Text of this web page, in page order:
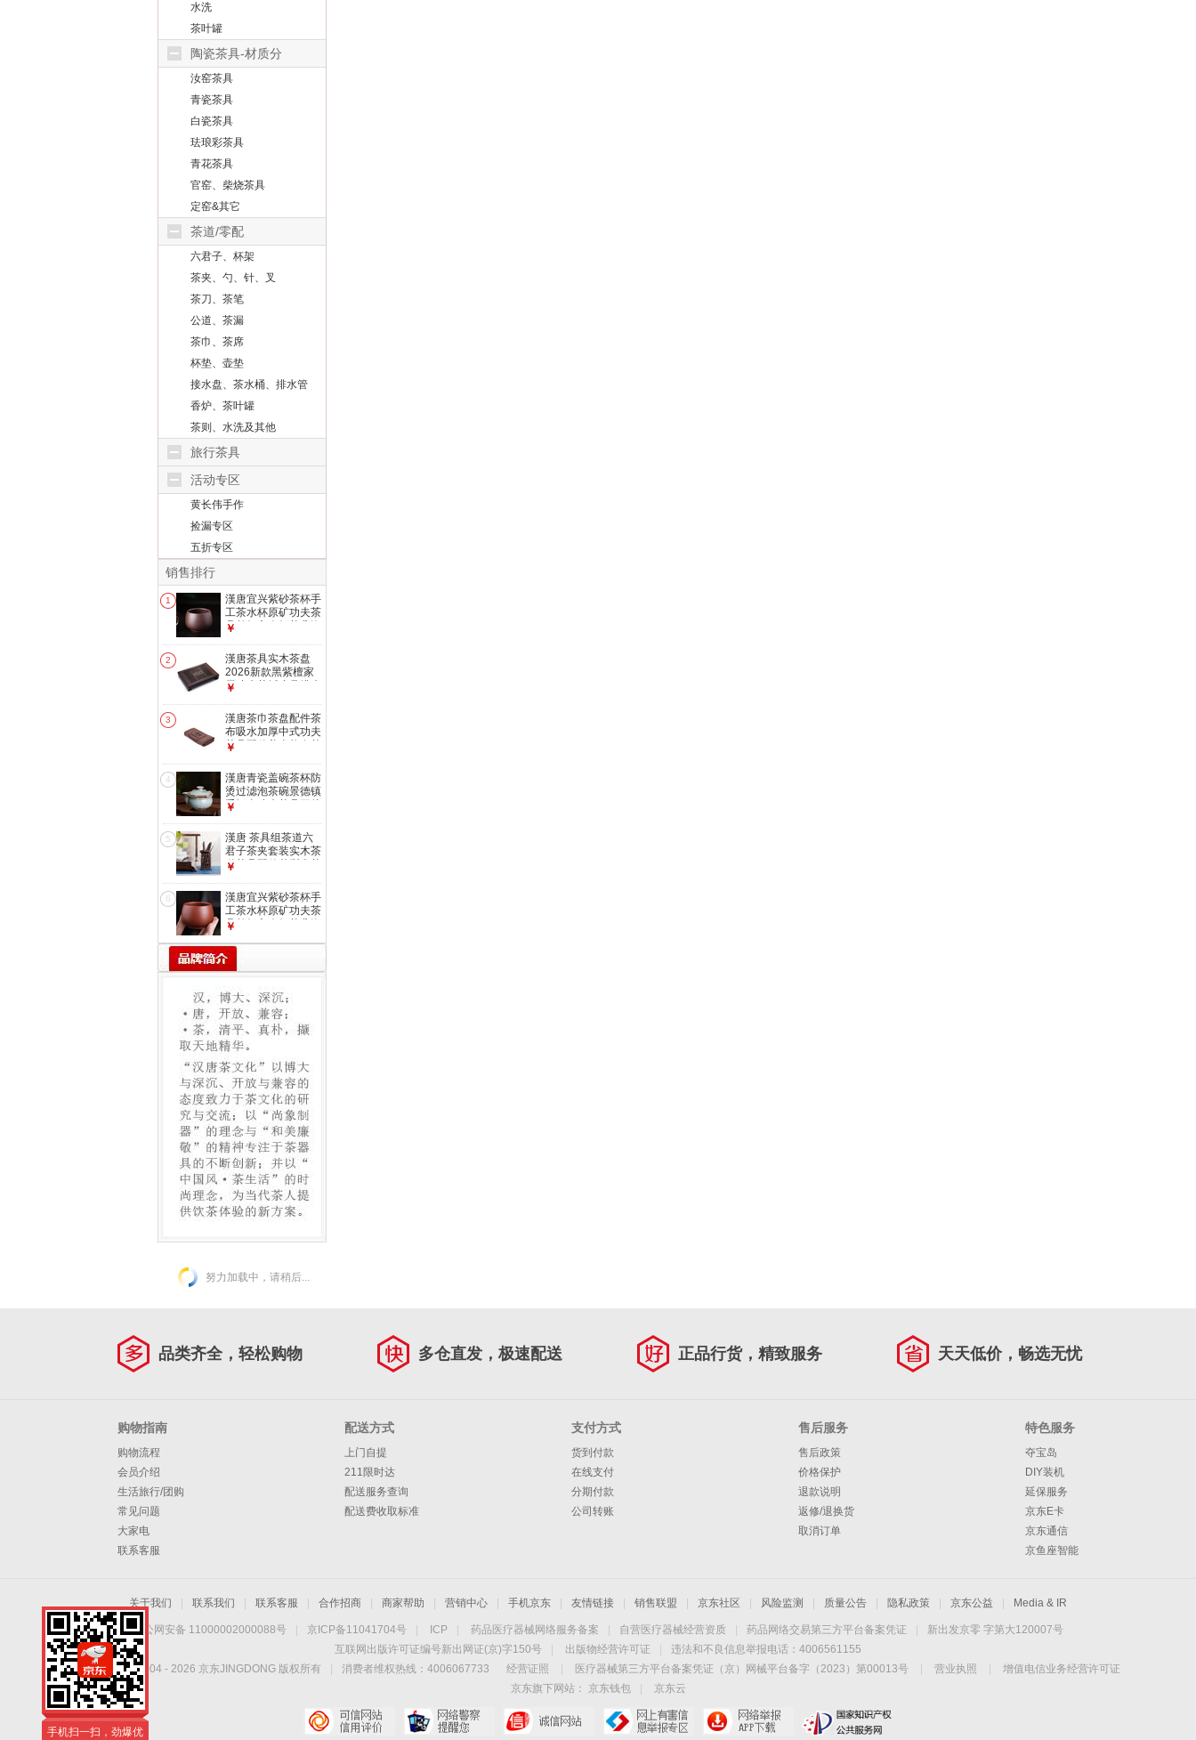
水洗
茶叶罐
陶瓷茶具-材质分
汝窑茶具
青瓷茶具
白瓷茶具
珐琅彩茶具
青花茶具
官窑、柴烧茶具
定窑&其它
茶道/零配
六君子、杯架
茶夹、勺、针、叉
茶刀、茶笔
公道、茶漏
茶巾、茶席
杯垫、壶垫
接水盘、茶水桶、排水管
香炉、茶叶罐
茶则、水洗及其他
旅行茶具
活动专区
黄长伟手作
捡漏专区
五折专区
销售排行
1
漢唐宜兴紫砂茶杯手
工茶水杯原矿功夫茶
具单杯主人杯茶盏泡
砂杯 90ml
￥
2
漢唐茶具实木茶盘
2026新款黑紫檀家
用功夫茶托小号排水
紫檀小博古单茶盘
42*30*7.3cm
￥
3
漢唐茶巾茶盘配件茶
布吸水加厚中式功夫
茶具配件养壶垫布茶
啡30CM*30CM
￥
4
漢唐青瓷盖碗茶杯防
烫过滤泡茶碗景德镇
手抓壶功夫茶具开片
片清心盖碗
￥
5
漢唐 茶具组茶道六
君子茶夹套装实木茶
道茶具配件花梨木茶
组101C
￥
6
漢唐宜兴紫砂茶杯手
工茶水杯原矿功夫茶
具单杯主人杯茶盏泡
砂杯 90ml
￥
努力加载中，请稍后...
品类齐全，轻松购物 多仓直发，极速配送 正品行货，精致服务 天天低价，畅选无忧
购物指南
购物流程
会员介绍
生活旅行/团购
常见问题
大家电
联系客服
配送方式
上门自提
211限时达
配送服务查询
配送费收取标准
支付方式
货到付款
在线支付
分期付款
公司转账
售后服务
售后政策
价格保护
退款说明
返修/退换货
取消订单
特色服务
夺宝岛
DIY装机
延保服务
京东E卡
京东通信
京鱼座智能
关于我们 联系我们 联系客服 合作招商 商家帮助 营销中心 手机京东 友情链接 销售联盟 京东社区 风险监测 质量公告 隐私政策 京东公益 Media & IR
京公网安备 11000002000088号 京ICP备11041704号 ICP 药品医疗器械网络服务备案 自营医疗器械经营资质 药品网络交易第三方平台备案凭证
新出发京零 字第大120007号
互联网出版许可证编号新出网证(京)字150号
出版物经营许可证
违法和不良信息举报电话：4006561155
Copyright © 2004 - 2026 京东JINGDONG 版权所有 消费者维权热线：4006067733 经营证照 医疗器械第三方平台备案凭证（京）网械平台备字（2023）第00013号 营业执照
增值电信业务经营许可证
京东旗下网站：
京东钱包
京东云
手机扫一扫，劲爆优
惠触手可得！
手机扫一扫，劲爆优